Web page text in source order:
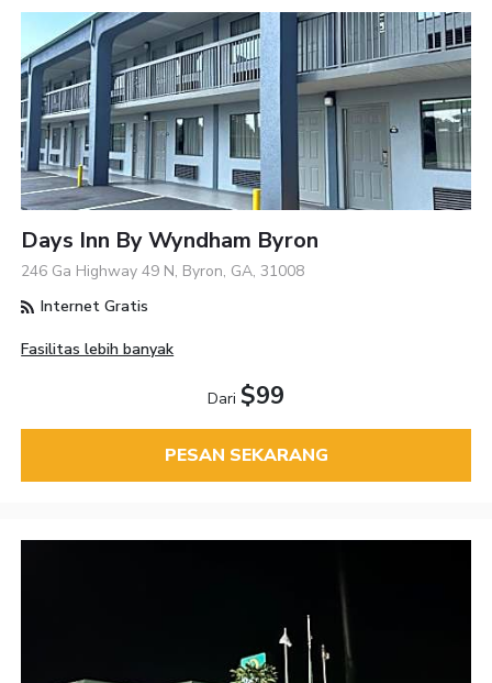
Days Inn By Wyndham Byron
246 Ga Highway 49 N, Byron, GA, 31008
Internet Gratis
Fasilitas lebih banyak
Dari $99
PESAN SEKARANG